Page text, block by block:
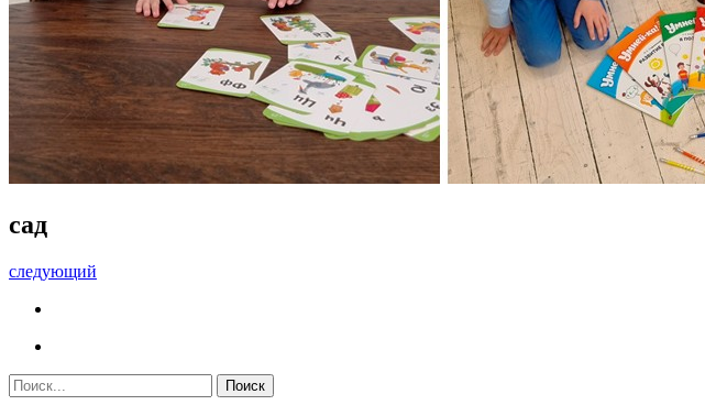
сад
следующий